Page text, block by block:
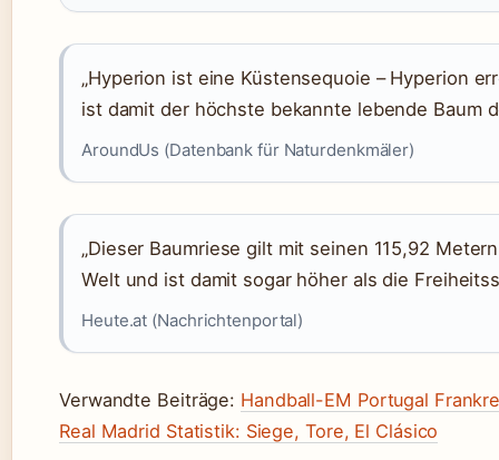
„Hyperion ist eine Küstensequoie – Hyperion
ist damit der höchste bekannte lebende Baum
AroundUs (Datenbank für Naturdenkmäler)
„Dieser Baumriese gilt mit seinen 115,92
Welt und ist damit sogar höher als die
Heute.at (Nachrichtenportal)
Verwandte Beiträge: Handball-EM Portugal
Real Madrid Statistik: Siege, Tore, El Clásico